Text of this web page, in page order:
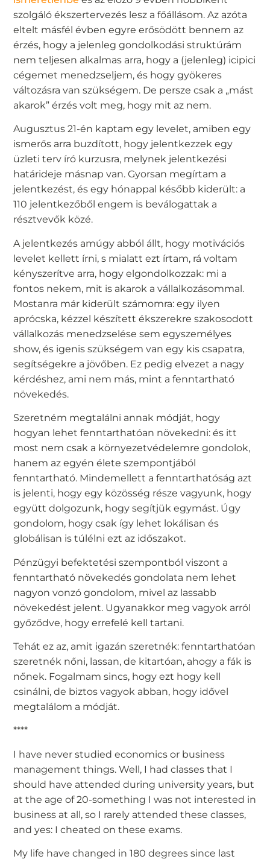
szolgáló ékszertervezés lesz a főállásom. Az azóta
eltelt másfél évben egyre erősödött bennem az
érzés, hogy a jelenleg gondolkodási struktúrám
nem teljesen alkalmas arra, hogy a (jelenleg) icipici
cégemet menedzseljem, és hogy gyökeres
változásra van szükségem. De persze csak a „mást
akarok” érzés volt meg, hogy mit az nem.
Augusztus 21-én kaptam egy levelet, amiben egy
ismerős arra buzdított, hogy jelentkezzek egy
üzleti terv író kurzusra, melynek jelentkezési
határideje másnap van. Gyorsan megírtam a
jelentkezést, és egy hónappal később kiderült: a
110 jelentkezőből engem is beválogattak a
résztvevők közé.
A jelentkezés amúgy abból állt, hogy motivációs
levelet kellett írni, s mialatt ezt írtam, rá voltam
kényszerítve arra, hogy elgondolkozzak: mi a
fontos nekem, mit is akarok a vállalkozásommal.
Mostanra már kiderült számomra: egy ilyen
aprócska, kézzel készített ékszerekre szakosodott
vállalkozás menedzselése sem egyszemélyes
show, és igenis szükségem van egy kis csapatra,
segítségekre a jövőben. Ez pedig elvezet a nagy
kérdéshez, ami nem más, mint a fenntartható
növekedés.
Szeretném megtalálni annak módját, hogy
hogyan lehet fenntarthatóan növekedni: és itt
most nem csak a környezetvédelemre gondolok,
hanem az egyén élete szempontjából
fenntartható. Mindemellett a fenntarthatóság azt
is jelenti, hogy egy közösség része vagyunk, hogy
együtt dolgozunk, hogy segítjük egymást. Úgy
gondolom, hogy csak így lehet lokálisan és
globálisan is túlélni ezt az időszakot.
Pénzügyi befektetési szempontból viszont a
fenntartható növekedés gondolata nem lehet
nagyon vonzó gondolom, mivel az lassabb
növekedést jelent. Ugyanakkor meg vagyok arról
győződve, hogy errefelé kell tartani.
Tehát ez az, amit igazán szeretnék: fenntarthatóan
szeretnék nőni, lassan, de kitartóan, ahogy a fák is
nőnek. Fogalmam sincs, hogy ezt hogy kell
csinálni, de biztos vagyok abban, hogy idővel
megtalálom a módját.
****
I have never studied economics or business
management things. Well, I had classes that I
should have attended during university years, but
at the age of 20-something I was not interested in
business at all, so I rarely attended these classes,
and yes: I cheated on these exams.
My life have changed in 180 degrees since last